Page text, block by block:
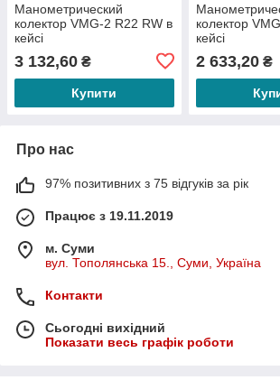
Манометрический
колектор VMG-2 R22 RW в
кейсі
3 132,60 ₴
Купити
колектор
кейсі
2 633,20₴
Про нас
97% позитивних з 75 відгуків за рік
Працює з 19.11.2019
м. Суми
вул. Тополянська 15., Суми, Україна
Контакти
Сьогодні вихідний
Показати весь графік роботи